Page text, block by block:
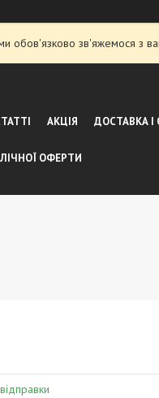
зв'яжемося з
АКЦІЯ ДОСТАВКА І
ОФЕРТИ